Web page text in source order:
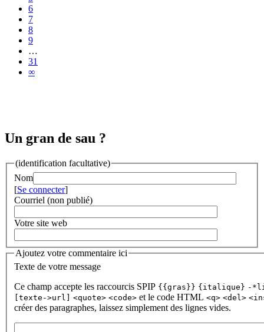
6
7
8
9
…
31
∞
Un gran de sau ?
(identification facultative)
Nom
[Se connecter]
Courriel (non publié)
Votre site web
Ajoutez votre commentaire ici
Texte de votre message
Ce champ accepte les raccourcis SPIP {{gras}} {italique} -
[texte->url]
<quote> <code> et le code HTML <q> <del>
créer des paragraphes, laissez simplement des lignes vides.